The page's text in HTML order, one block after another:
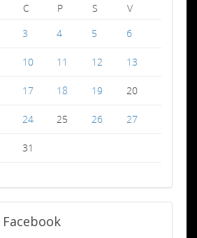
C P S
V
3 4 5 6
10 11 12 13
17 18 19 20
24 25 26 27
31
Facebook